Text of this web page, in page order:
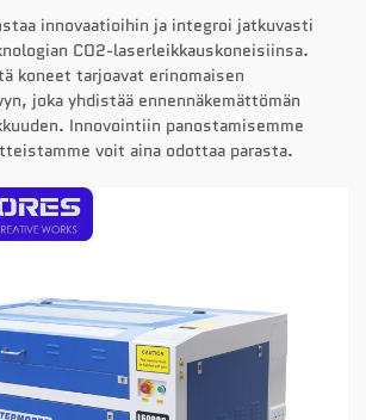
innovaatioihin ja integroi jatkuvasti
CO2-laserleikkauskoneisiinsa.
koneet tarjoavat erinomaisen
joka yhdistää ennennäkemättömän
Innovointiin panostamisemme
voit aina odottaa parasta.